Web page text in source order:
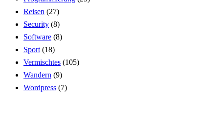
Reisen (27)
Security (8)
Software (8)
Sport (18)
Vermischtes (105)
Wandern (9)
Wordpress (7)